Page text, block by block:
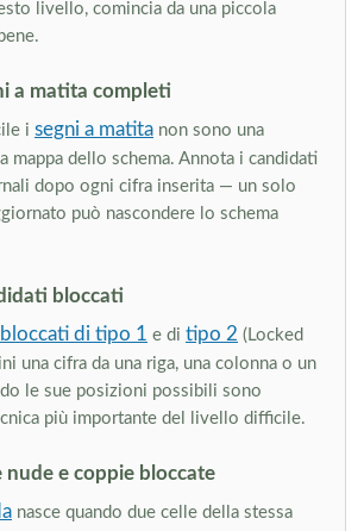
livello, comincia da una piccola
a matita completi
i segni a matita non sono una
mappa dello schema. Annota i candidati
dopo ogni cifra inserita — un solo
può nascondere lo schema
bloccati
di tipo 1 e di tipo 2 (Locked
una cifra da una riga, una colonna o un
le sue posizioni possibili sono
più importante del livello difficile.
nude e coppie bloccate
nasce quando due celle della stessa